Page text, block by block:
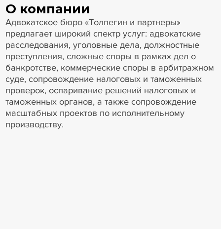
О компании
Адвокатское бюро «Толпегин и партнеры»
предлагает широкий спектр услуг: адвокатские
расследования, уголовные дела, должностные
преступления, сложные споры в рамках дел о
банкротстве, коммерческие споры в арбитражном
суде, сопровождение налоговых и таможенных
проверок, оспаривание решений налоговых и
таможенных органов, а также сопровождение
масштабных проектов по исполнительному
производству.